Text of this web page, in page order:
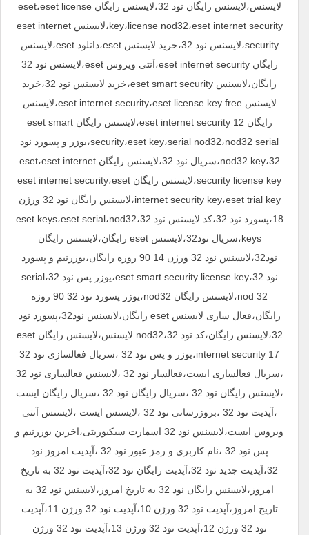
لایسنس،لایسنس رایگان نود 32،لایسنس رایگان eset،eset license
key،license nod32،eset internet security،لایسنس eset internet
security،لایسنس نود 32،خرید لایسنس eset،دانلود eset،لایسنس
رایگان eset internet security،آنتی ویروس eset،لایسنس نود 32
رایگان،لایسنس eset smart security،خرید لایسنس نود 32،خرید
لایسنس eset internet security،eset license key free،لایسنس
رایگان eset internet security 12،لایسنس رایگان eset smart
security،eset key،serial nod32،nod32 serial،یوزر و پسورد نود
32،nod32 key،سریال نود 32،لایسنس رایگان eset،eset internet
security license key،لایسنس رایگان eset internet security،eset
internet security key،eset trial key،لایسنس رایگان نود 32 ورژن
18،پسورد نود 32،کد لایسنس نود 32،eset keys،eset serial،nod32
keys،سریال نود32،لایسنس eset رایگان،لایسنس رایگان
نود32،لایسنس نود 32 ورژن 14 90 روزه رایگان،یوزرنیم و پسورد
نود 32،eset smart security license key،یوزر پس نود 32،serial
nod 32،لایسنس رایگان nod32،یوزر پسورد نود 32 90 روزه
رایگان،فعال سازی لایسنس eset رایگان،لایسنس نود32،پسورد نود
32،لایسنس رایگان،کد نود 32،nod32 لایسنس،لایسنس رایگان eset
internet security 17،یوزر و پس نود 32 ،سریال فعالسازی نود 32
،سریال فعالسازی ایست،فعالساز نود 32 ،لایسنس فعالسازی نود 32
،لایسنس رایگان نود 32 ،سریال رایگان نود 32 ،سریال رایگان ایست
،آپدیت نود 32 ،بروزرسانی نود 32 ،لایسنس ایست ،لایسنس آنتی
ویروس ایست،لایسنس نود 32 اسمارت سیکیوریتی،اخرین یوزرنیم و
پس نود 32 ،نام کاربری و رمز عبور نود 32 ،آپدیت امروز نود
32،آپدیت جدید نود 32،آپدیت رایگان نود 32،آپدیت نود 32 به تاریخ
امروز،لایسنس رایگان نود 32 به تاریخ امروز،لایسنس نود 32 به
تاریخ امروز،آپدیت نود 32 ورژن 10،آپدیت نود 32 ورژن 11،آپدیت
نود 32 ورژن 12،آپدیت نود 32 ورژن 13،آپدیت نود 32 ورژن